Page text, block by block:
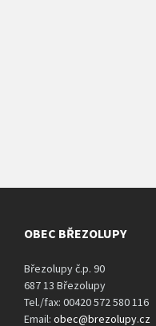
OBEC BŘEZOLUPY
Březolupy č.p. 90
687 13 Březolupy
Tel./fax: 00420 572 580 116
Email: obec@brezolupy.cz